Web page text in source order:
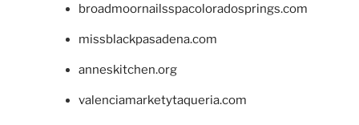
broadmoornailsspacoloradosprings.com
missblackpasadena.com
anneskitchen.org
valenciamarketytaqueria.com